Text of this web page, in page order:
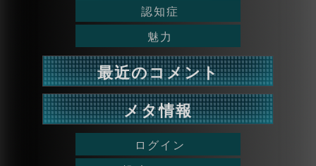
認知症
魅力
最近のコメント
メタ情報
ログイン